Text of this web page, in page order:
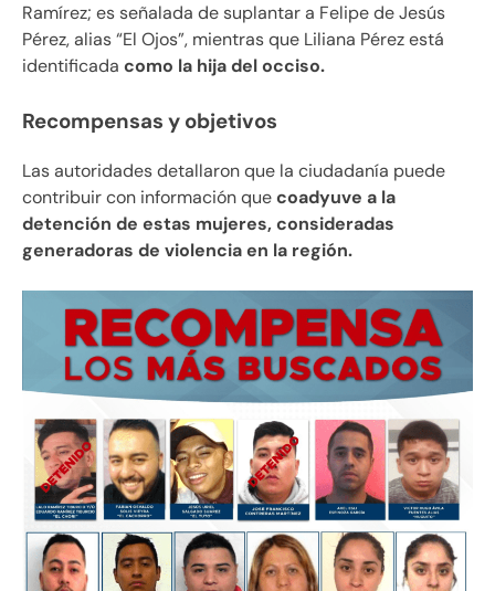
Ramírez; es señalada de suplantar a Felipe de Jesús
Pérez, alias “El Ojos”, mientras que Liliana Pérez está
identificada como la hija del occiso.
Recompensas y objetivos
Las autoridades detallaron que la ciudadanía puede
contribuir con información quecoadyuve a la
detención de estas mujeres, consideradas
generadoras de violencia en la región.